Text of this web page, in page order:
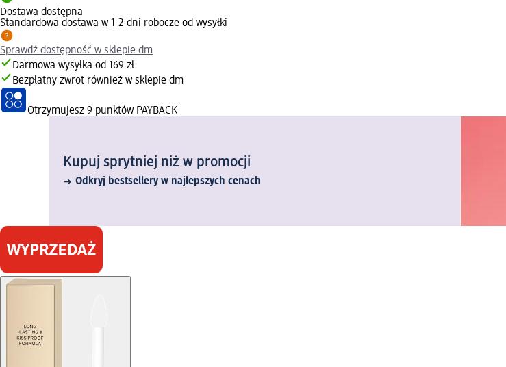
Dostawa dostępna
Standardowa dostawa w 1-2 dni robocze od wysyłki
Sprawdź dostępność w sklepie dm
Darmowa wysyłka od 169 zł
Bezpłatny zwrot również w sklepie dm
Otrzymujesz 9 punktów PAYBACK
Kupuj sprytniej niż w promocji
Odkryj bestsellery w najlepszych cenach